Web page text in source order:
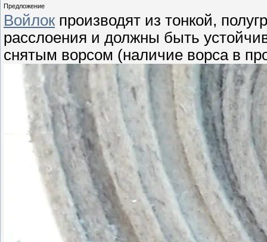
Предложение
Войлок производят из тонкой,
расслоения и должны быть
снятым ворсом (наличие ворса в